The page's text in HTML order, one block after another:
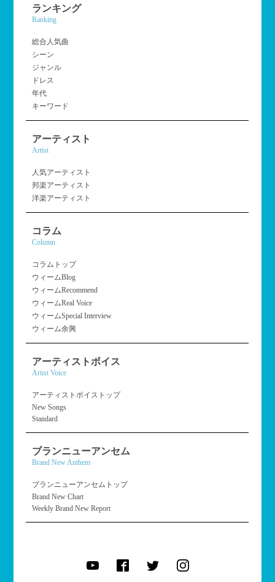
ランキング
Ranking
総合人気曲
シーン
ジャンル
ドレス
年代
キーワード
アーティスト
Artist
人気アーティスト
邦楽アーティスト
洋楽アーティスト
コラム
Column
コラムトップ
ウィームBlog
ウィームRecommend
ウィームReal Voice
ウィームSpecial Interview
ウィーム余興
アーティストボイス
Artist Voice
アーティストボイストップ
New Songs
Standard
ブランニューアンセム
Brand New Anthem
ブランニューアンセムトップ
Brand New Chart
Weekly Brand New Report